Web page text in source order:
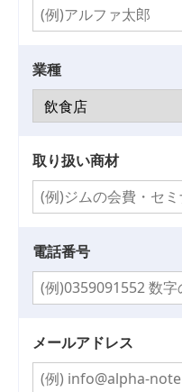
業種
取り扱い商材
電話番号
メールアドレス